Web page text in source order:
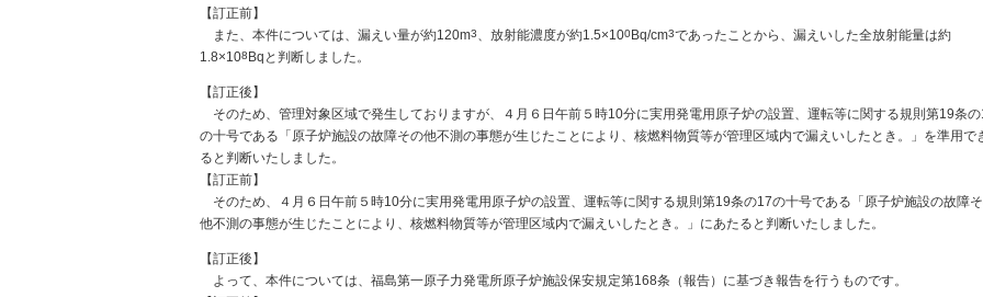
【訂正前】
また、本件については、漏えい量が約120m3、放射能濃度が約1.5×100Bq/cm3であったことから、漏えいした全放射能量は約
1.8×108 Bqと判断しました。
【訂正後】
そのため、管理対象区域で発生しておりますが、４月６日午前５時10分に実用発電用原子炉の設置、運転等に関する規則第19条の
の十号である「原子炉施設の故障その他不測の事態が生じたことにより、核燃料物質等が管理区域内で漏えいしたとき。」を準用で
ると判断いたしました。
【訂正前】
そのため、４月６日午前５時10分に実用発電用原子炉の設置、運転等に関する規則第19条の17の十号である「原子炉施設の故障
他不測の事態が生じたことにより、核燃料物質等が管理区域内で漏えいしたとき。」にあたると判断いたしました。
【訂正後】
よって、本件については、福島第一原子力発電所原子炉施設保安規定第168条（報告）に基づき報告を行うものです。